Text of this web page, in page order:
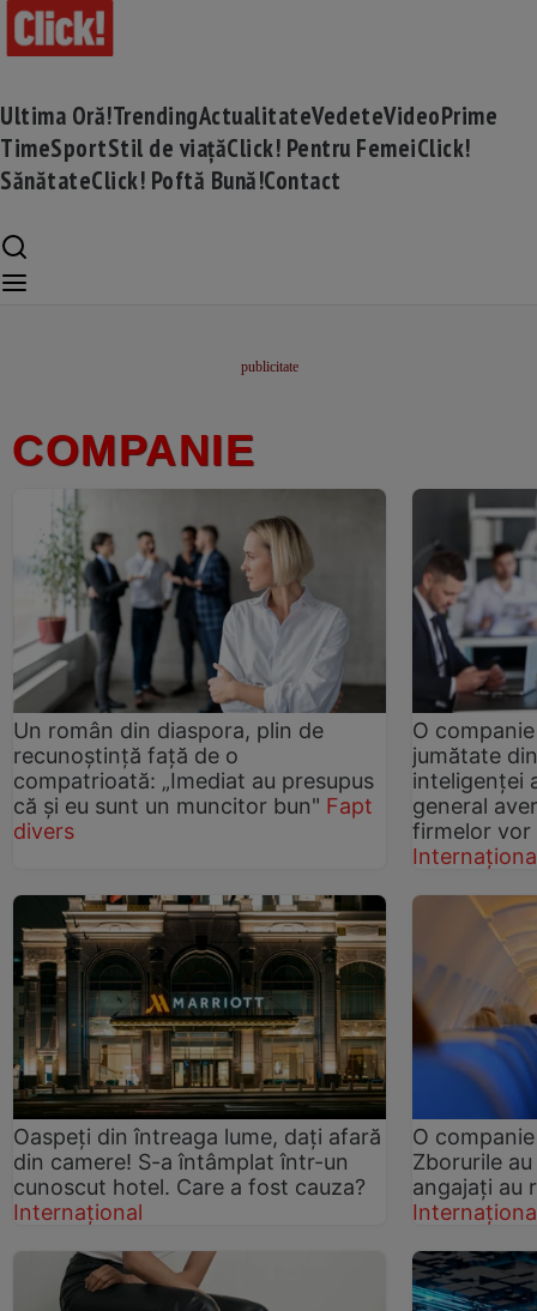
Ultima Oră!TrendingActualitateVedeteVideoPrime
TimeSportStil de viațăClick! Pentru FemeiClick!
SănătateClick! Poftă Bună!Contact
COMPANIE
Un român din diaspora, plin de
recunoștință față de o
compatrioată: „Imediat au presupus
că și eu sunt un muncitor bun" Fapt
divers
O
jumătate
inteligenței
general
firmelor vor
Oaspeți din întreaga lume, dați afară
din camere! S-a întâmplat într-un
cunoscut hotel. Care a fost cauza?
Internațional
O
Zborurile
angajați au